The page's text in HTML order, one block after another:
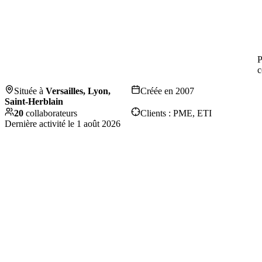
Située à Versailles, Lyon,
Saint-Herblain
Créée en 2007
20 collaborateurs Clients : PME, ETI
Dernière activité le 1 août 2026